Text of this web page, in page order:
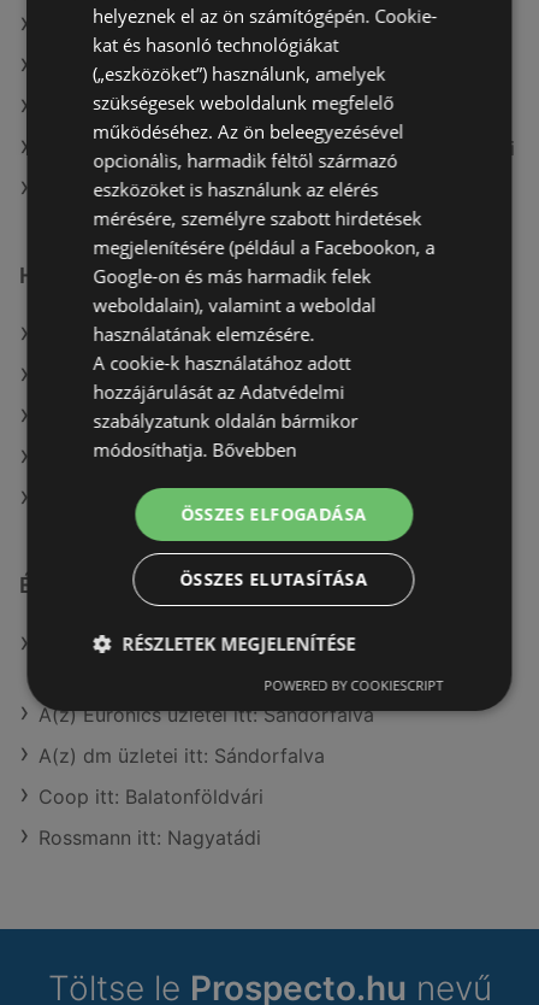
A(z) Merkury Market aktuális akciós újságjai
A(z) COOP Szolnok Zrt. aktuális akciós újságjai
A(z) CBA aktuális akciós újságjai
A(z) Fressnapf-Hungária Kft. aktuális akciós újságjai
A(z) Reál üzletei itt: Sopron-Fertődi
Hasonló kiskereskedők
A(z) COOP Szolnok Zrt. ajánlatai
A(z) Tesco ajánlatai
A(z) Penny-Market Kft. ajánlatai
A(z) Müller HU ajánlatai
A(z) Ecofamily ajánlatai
Érdeklődésre számot tartó elemek itt:
TEDi Comércio SOCIEDADE UNIPESSOAL LDA itt:
A(z) Euronics üzletei itt: Sándorfalva
A(z) dm üzletei itt: Sándorfalva
Coop itt: Balatonföldvári
Rossmann itt: Nagyatádi
Töltse le Prospecto.hu nevű
helyeznek el az ön számítógépén. Cookie-
kat és hasonló technológiákat
(„eszközöket”) használunk, amelyek
szükségesek weboldalunk megfelelő
működéséhez. Az ön beleegyezésével
opcionális, harmadik féltől származó
eszközöket is használunk az elérés
mérésére, személyre szabott hirdetések
megjelenítésére (például a Facebookon, a
Google-on és más harmadik felek
weboldalain), valamint a weboldal
használatának elemzésére.
A cookie-k használatához adott
hozzájárulását az Adatvédelmi
szabályzatunk oldalán bármikor
módosíthatja. Bővebben
ÖSSZES ELFOGADÁSA
ÖSSZES ELUTASÍTÁSA
RÉSZLETEK MEGJELENÍTÉSE
POWERED BY COOKIESCRIPT